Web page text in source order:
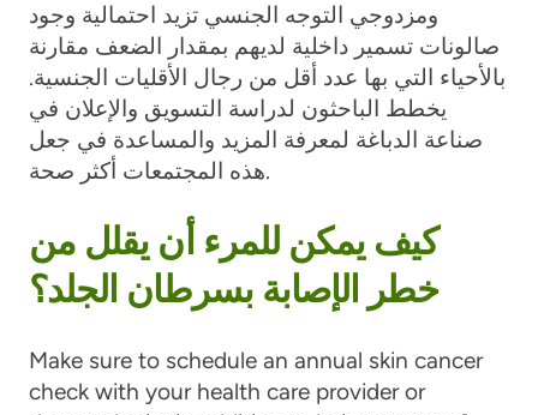
ومزدوجي التوجه الجنسي تزيد احتمالية وجود
صالونات تسمير داخلية لديهم بمقدار الضعف مقارنة
بالأحياء التي بها عدد أقل من رجال الأقليات الجنسية.
يخطط الباحثون لدراسة التسويق والإعلان في
صناعة الدباغة لمعرفة المزيد والمساعدة في جعل
هذه المجتمعات أكثر صحة.
كيف يمكن للمرء أن يقلل من
خطر الإصابة بسرطان الجلد؟
Make sure to schedule an annual skin cancer
check with your health care provider or